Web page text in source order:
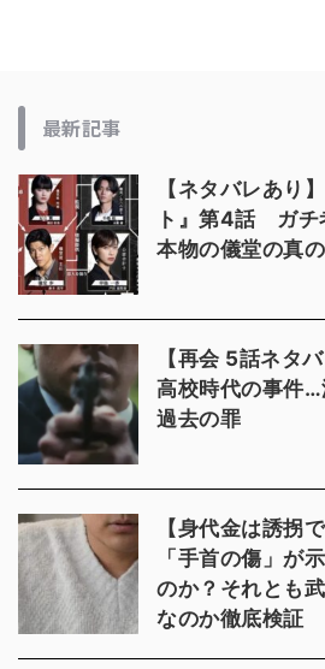
最新記事
【ネタバレあり
ト』第4話 ガチ
本物の儀堂の真
【再会 5話ネタ
高校時代の事件
過去の罪
【身代金は誘拐
「手首の傷」が
のか？それとも
なのか徹底検証